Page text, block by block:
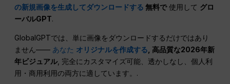
の新規画像を生成してダウンロードする 無料で使用して グロ
ーバルGPT.
GlobalGPTでは、単に画像をダウンロードするだけではあり
ません—— あなた オリジナルを作成する , 高品質な2026年新
年ビジュアル, 完全にカスタマイズ可能、透かしなし、個人利
用・商用利用の両方に適しています。.